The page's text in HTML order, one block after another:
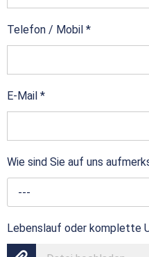
Telefon / Mobil *
E-Mail *
Wie sind Sie auf uns
---
Lebenslauf oder komplette